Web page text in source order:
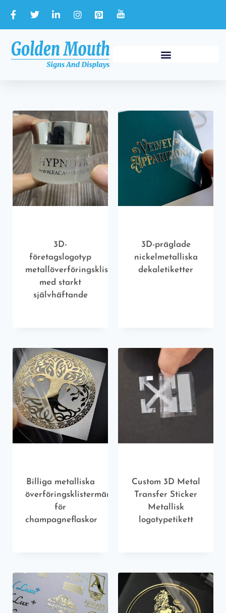
3D-
företagslogotyp
metallöverföringsklistermärken
med starkt
självhäftande
3D-präglade
nickelmetalliska
dekaletiketter
Billiga metalliska
överföringsklistermärken
för
champagneflaskor
Custom 3D Metal
Transfer Sticker
Metallisk
logotypetikett